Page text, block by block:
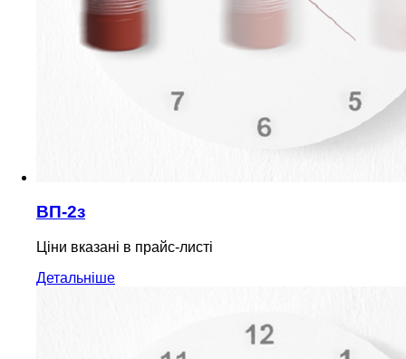
ВП-2з
Ціни вказані в прайс-листі
Детальніше